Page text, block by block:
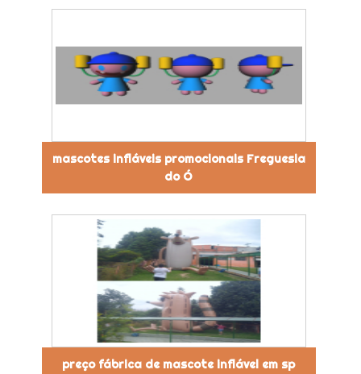
mascotes infláveis promocionais Freguesia
do Ó
preço fábrica de mascote inflável em sp